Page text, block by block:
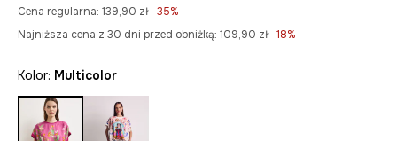
Cena regularna: 139,90 zł -35%
Najniższa cena z 30 dni przed obniżką: 109,90 zł -18%
Kolor: multicolor